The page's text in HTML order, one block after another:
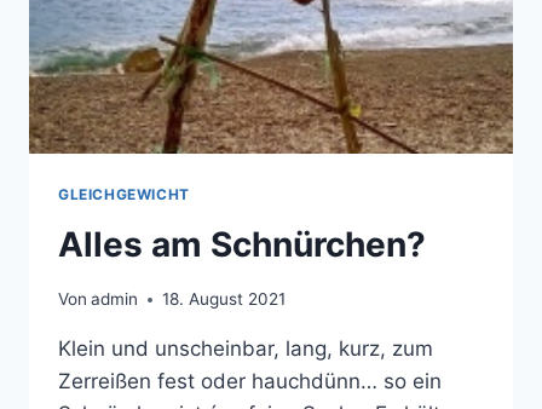
GLEICHGEWICHT
Alles am Schnürchen?
Von admin 18. August 2021
Klein und unscheinbar, lang, kurz, zum
Zerreißen fest oder hauchdünn… so ein